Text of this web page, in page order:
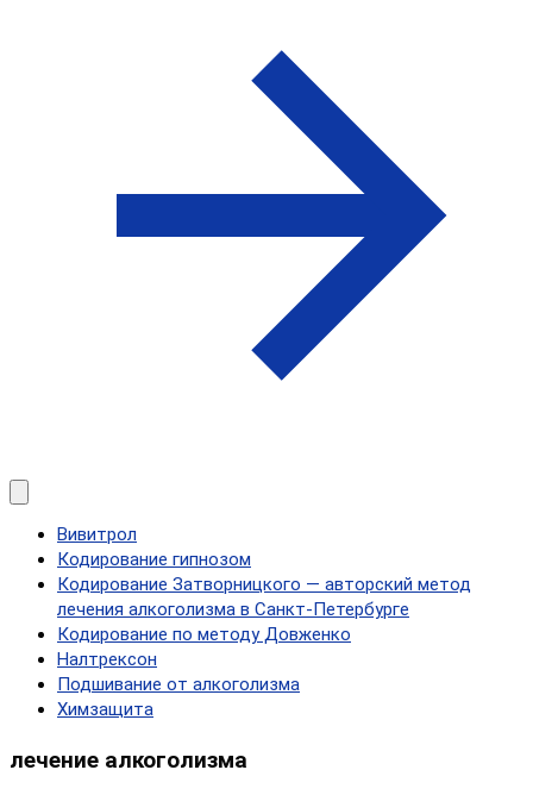
Вивитрол
Кодирование гипнозом
Кодирование Затворницкого — авторский метод
лечения алкоголизма в Санкт‑Петербурге
Кодирование по методу Довженко
Налтрексон
Подшивание от алкоголизма
Химзащита
лечение алкоголизма